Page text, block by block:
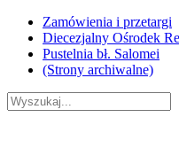
Skip
content
Zamówienia i przetargi
Diecezjalny Ośrodek
Pustelnia bł. Salomei
(Strony archiwalne)